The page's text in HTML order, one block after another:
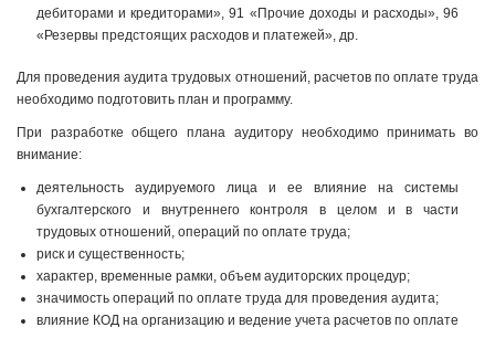
дебиторами и кредиторами», 91 «Прочие доходы и расходы», 96
«Резервы предстоящих расходов и платежей», др.
Для проведения аудита трудовых отношений, расчетов по оплате труда
необходимо подготовить план и программу.
При разработке общего плана аудитору необходимо принимать во
внимание:
деятельность аудируемого лица и ее влияние на системы
бухгалтерского и внутреннего контроля в целом и в части
трудовых отношений, операций по оплате труда;
риск и существенность;
характер, временные рамки, объем аудиторских процедур;
значимость операций по оплате труда для проведения аудита;
влияние КОД на организацию и ведение учета расчетов по оплате